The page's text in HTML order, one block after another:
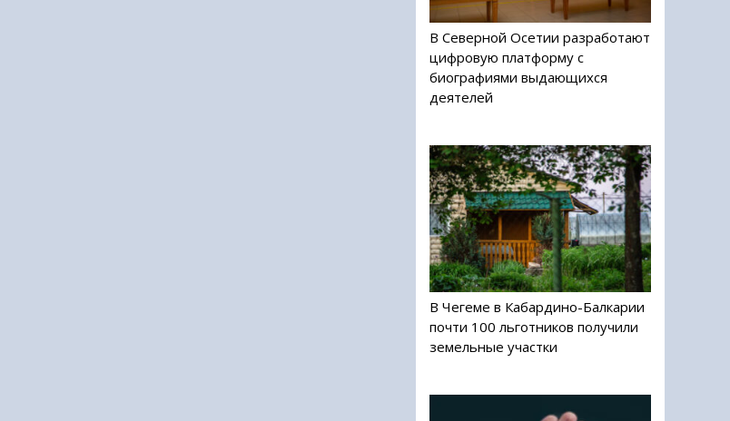
В Северной Осетии разработают
цифровую платформу с
биографиями выдающихся
деятелей
В Чегеме в Кабардино-Балкарии
почти 100 льготников получили
земельные участки